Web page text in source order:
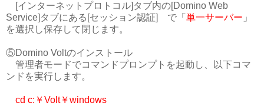
[インターネットプロトコル]タブ内の[Domino Web
Service]タブにある[セッション認証] で「 単一サーバー 」
を選択し保存して閉じます。
⑤Domino Voltのインストール
管理者モードでコマンドプロンプトを起動し、以下コマ
ンドを実行します。
cd c:￥Volt￥windows